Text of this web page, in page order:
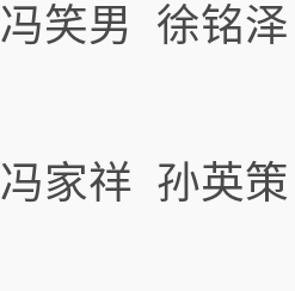
笑男 徐铭
家祥 孙英